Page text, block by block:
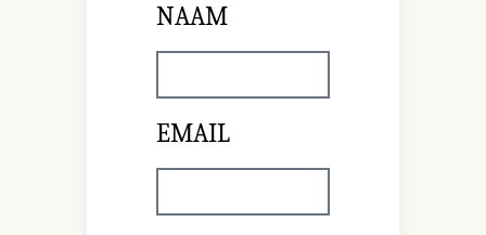
NAAM
EMAIL